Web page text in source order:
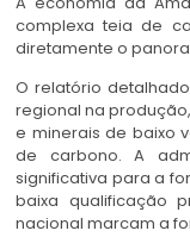
complexa teia de
diretamente o
O relatório
regional na
e minerais de baixo
de carbono. A
significativa para a
baixa qualificação
nacional marcam a